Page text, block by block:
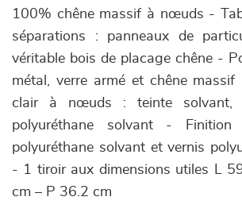
100% chêne massif à nœuds -
séparations : panneaux de
véritable bois de placage chêne -
métal, verre armé et chêne
clair à nœuds : teinte solvant,
polyuréthane solvant -
polyuréthane solvant et vernis
- 1 tiroir aux dimensions utiles L
cm – P 36.2 cm